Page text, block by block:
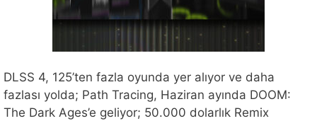
DLSS 4, 125’ten fazla oyunda yer alıyor ve daha
fazlası yolda; Path Tracing, Haziran ayında DOOM:
The Dark Ages’e geliyor; 50.000 dolarlık Remix